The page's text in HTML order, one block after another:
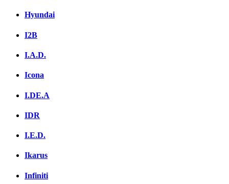
Hyundai
I2B
I.A.D.
Icona
I.DE.A
IDR
I.E.D.
Ikarus
Infiniti